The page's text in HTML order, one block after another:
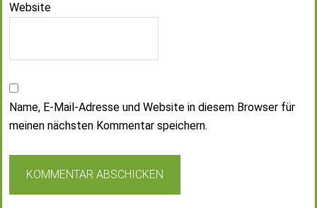
Website
Name, E-Mail-Adresse und Website in diesem Browser für
meinen nächsten Kommentar speichern.